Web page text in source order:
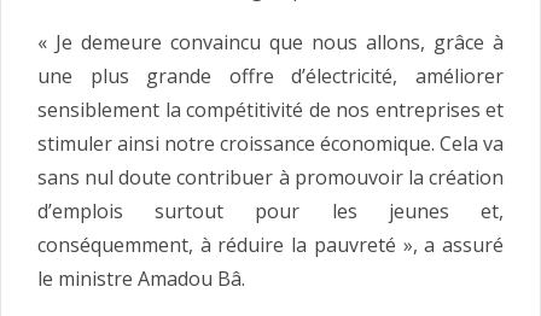
« Je demeure convaincu que nous allons, grâce à
une plus grande offre d’électricité, améliorer
sensiblement la compétitivité de nos entreprises et
stimuler ainsi notre croissance économique. Cela va
sans nul doute contribuer à promouvoir la création
d’emplois surtout pour les jeunes et,
conséquemment, à réduire la pauvreté », a assuré
le ministre Amadou Bâ.